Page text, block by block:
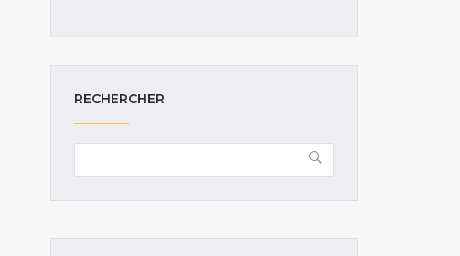
RECHERCHER